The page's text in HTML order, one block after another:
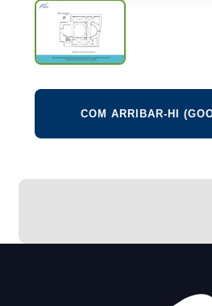
COM ARRIBAR-HI